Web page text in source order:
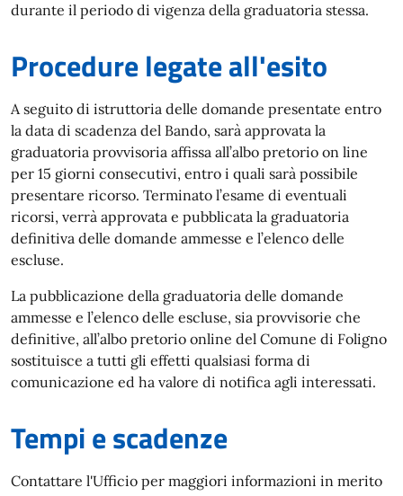
durante il periodo di vigenza della graduatoria stessa.
Procedure legate all'esito
A seguito di istruttoria delle domande presentate entro
la data di scadenza del Bando, sarà approvata la
graduatoria provvisoria affissa all’albo pretorio on line
per 15 giorni consecutivi, entro i quali sarà possibile
presentare ricorso. Terminato l’esame di eventuali
ricorsi, verrà approvata e pubblicata la graduatoria
definitiva delle domande ammesse e l’elenco delle
escluse.
La pubblicazione della graduatoria delle domande
ammesse e l’elenco delle escluse, sia provvisorie che
definitive, all’albo pretorio online del Comune di Foligno
sostituisce a tutti gli effetti qualsiasi forma di
comunicazione ed ha valore di notifica agli interessati.
Tempi e scadenze
Contattare l'Ufficio per maggiori informazioni in merito